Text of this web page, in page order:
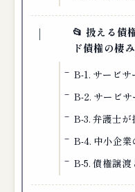
📂 扱える債
ド債権の棲
B-1. サービ
B-2. サービ
B-3. 弁護士
B-4. 中小企
B-5. 債権譲渡